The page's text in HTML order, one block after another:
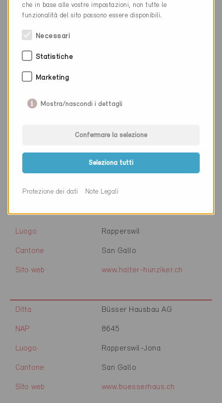
Cantone San Gallo
Luogo Rapperswil
AG
NAP 8640
Luogo Rapperswil
Cantone San Gallo
Sito web www.halter-hunziker.ch
Ditta Büsser Hausbau AG
NAP 8645
Luogo Rapperswil-Jona
Cantone San Gallo
Sito web www.buesserhaus.ch
che in base alle vostre impostazioni, non tutte le
funzionalità del sito possono essere disponibili.
Necessari
Statistiche
Marketing
Mostra/nascondi i dettagli
Confermare la selezione
Seleziona tutti
Protezione dei dati Note Legali